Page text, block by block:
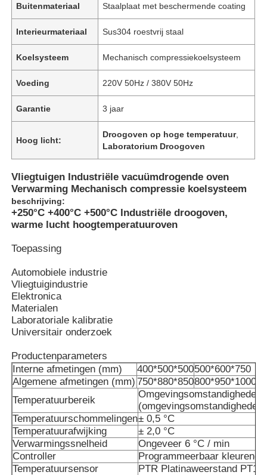
Huis
Producten
VR-show
Buitenmateriaal Staalplaat met beschermende coating
Interieurmateriaal Sus304 roestvrij staal
Koelsysteem Mechanisch compressiekoelsysteem
Voeding 220V 50Hz / 380V 50Hz
Garantie 3 jaar
Hoog licht:
Droogoven op hoge temperatuur,
Laboratorium Droogoven
Vliegtuigen Industriële vacuümdrogende oven
Verwarming Mechanisch compressie koelsysteem
beschrijving:
+250°C +400°C +500°C Industriële droogoven,
warme lucht hoogtemperatuuroven
Toepassing
Automobiele industrie
Vliegtuigindustrie
Elektronica
Materialen
Laboratoriale kalibratie
Universitair onderzoek
Productenparameters
Interne afmetingen (mm)
400*500*500500*600*750
Algemene afmetingen (mm) 750*880*850800*950*1000
Temperatuurbereik
Omgevingsomstandigheden:
Temperatuurschommelingen± 0,5 °C
Temperatuurafwijking
± 2,0 °C
Verwarmingssnelheid
Ongeveer 6 °C / min
Controller
Programmeerbaar
Temperatuursensor
PTR Platinaweerstand